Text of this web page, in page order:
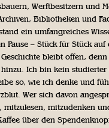
Werftbesitzern und
Bibliotheken und
ein umfangreiches
Pause – Stück für Stück auf
bleibt offen,
Ich bin kein studierter
so, wie ich denke und
Wer sich davon
mitzulesen, mitzudenken
über den